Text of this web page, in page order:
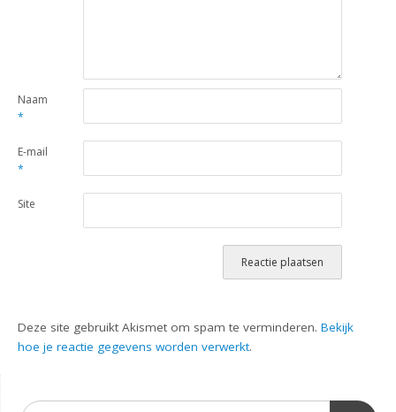
Naam
*
E-mail
*
Site
Deze site gebruikt Akismet om spam te verminderen.Bekijk
hoe je reactie gegevens worden verwerkt.